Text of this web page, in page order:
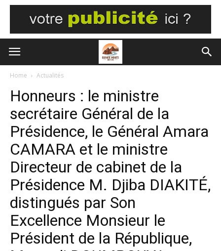
Home Actualités
Honneurs : le ministre
secrétaire Général de la
Présidence, le Général Amara
CAMARA et le ministre
Directeur de cabinet de la
Présidence M. Djiba DIAKITÉ,
distingués par Son
Excellence Monsieur le
Président de la République,